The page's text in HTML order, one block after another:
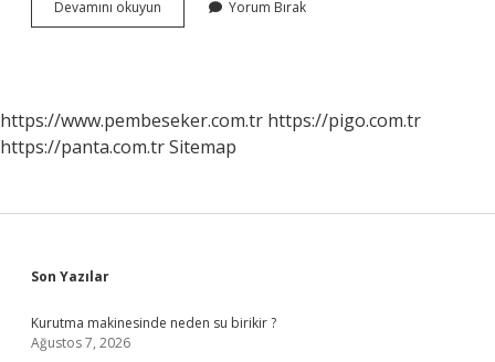
Devamını okuyun
Ilgi
Yorum Bırak
https://www.pembeseker.com.tr https://pigo.com.tr
https://panta.com.trSitemap
Sidebar
Son Yazılar
Kurutma makinesinde neden su birikir ?
Ağustos 7, 2026